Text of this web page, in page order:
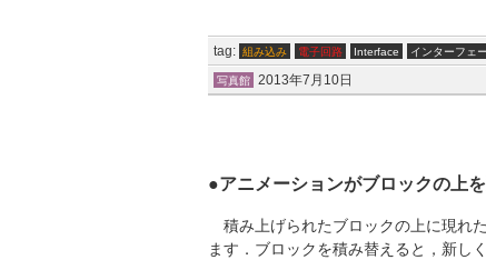
tag: 組み込み 電子回路 Interface インターフェ
写真館 2013年7月10日
●アニメーションがブロックの上
積み上げられたブロックの上に現れ
ます．ブロックを積み替えると，新し